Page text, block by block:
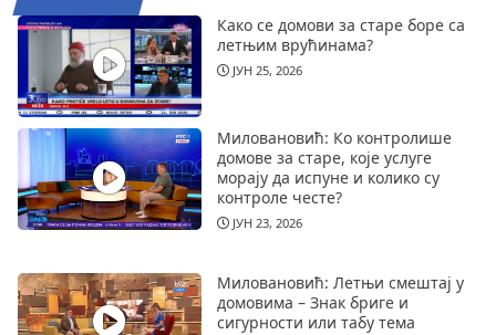
Како се домови за старе боре са
летњим врућинама?
ЈУН 25, 2026
Миловановић: Ко контролише
домове за старе, које услуге
морају да испуне и колико су
контроле честе?
ЈУН 23, 2026
Миловановић: Летњи смештај у
домовима – Знак бриге и
сигурности или табу тема